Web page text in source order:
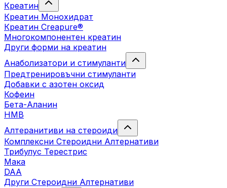
Креатин
Креатин Монохидрат
Креатин Creapure®
Многокомпонентен креатин
Други форми на креатин
Анаболизатори и стимуланти
Предтренировъчни стимуланти
Добавки с азотен оксид
Кофеин
Бета-Аланин
HMB
Алтеранитиви на стероиди
Комплексни Стероидни Алтернативи
Трибулус Терестрис
Maка
DAA
Други Стероидни Алтернативи